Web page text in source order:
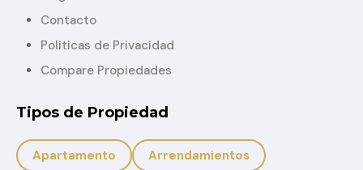
Contacto
Politicas de Privacidad
Compare Propiedades
Tipos de Propiedad
Apartamento
Arrendamientos